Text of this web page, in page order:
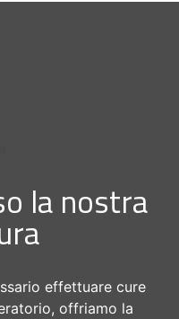
la nostra
effettuare cure
offriamo la